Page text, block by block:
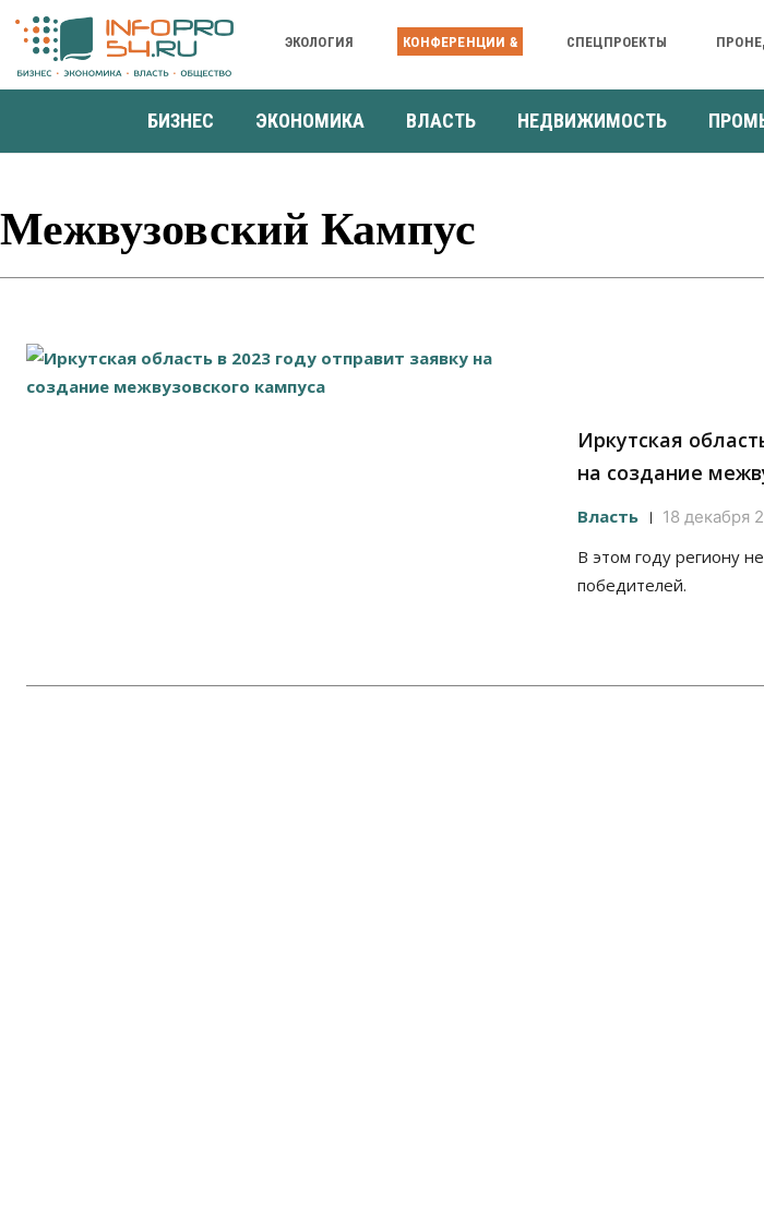
ЭКОЛОГИЯ КОНФЕРЕНЦИИ & СПЕЦПРОЕКТЫ
БИЗНЕС ЭКОНОМИКА ВЛАСТЬ НЕДВИЖИМОСТЬ
Межвузовский Кампус
Иркутская
на создание
Власть 18 декабря
В этом году региону
победителей.